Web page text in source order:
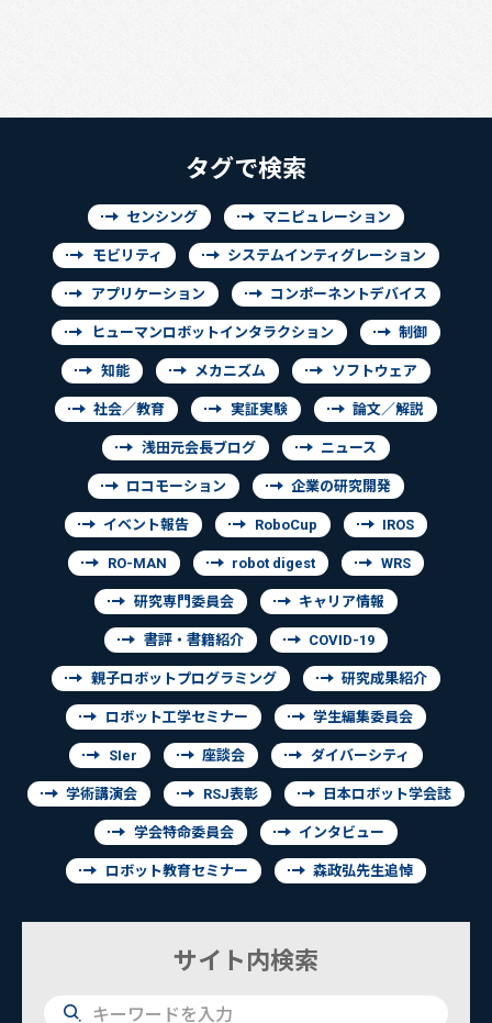
タグで検索
センシング マニピュレーション
モビリティ システムインティグレーション
アプリケーション コンポーネントデバイス
ヒューマンロボットインタラクション 制御
知能 メカニズム ソフトウェア
社会／教育 実証実験 論文／解説
浅田元会長ブログ ニュース
ロコモーション 企業の研究開発
イベント報告 RoboCup IROS
RO-MAN robot digest WRS
研究専門委員会 キャリア情報
書評・書籍紹介 COVID-19
親子ロボットプログラミング 研究成果紹介
ロボット工学セミナー 学生編集委員会
SIer 座談会 ダイバーシティ
学術講演会 RSJ表彰 日本ロボット学会誌
学会特命委員会 インタビュー
ロボット教育セミナー 森政弘先生追悼
サイト内検索